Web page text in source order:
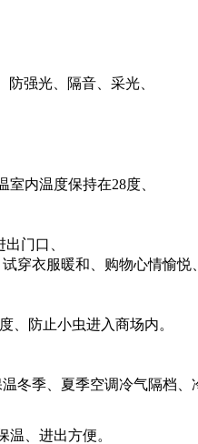
强光、隔音、采光、
内温度保持在28度、
门口、
穿衣服暖和、购物心情愉
、防止小虫进入商场内。
冬季、夏季空调冷气隔档
、进出方便。